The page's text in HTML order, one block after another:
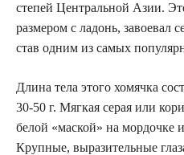
степей Центральной Азии.
размером с ладонь, завоевал
став одним из самых
Длина тела этого хомячка
30-50 г. Мягкая серая или
белой «маской» на мордочке
Крупные, выразительные